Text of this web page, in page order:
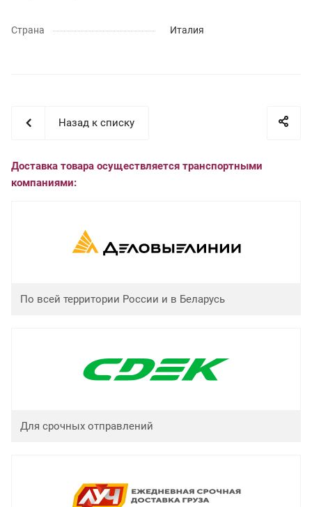
Страна Италия
Назад к списку
Доставка товара осуществляется транспортными
компаниями:
По всей территории России и в Беларусь
Для срочных отправлений